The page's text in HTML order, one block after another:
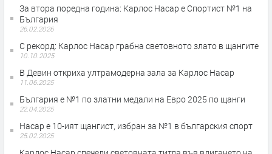
За втора поредна година: Карлос Насар е Спортист №1 на
България
26.02.2026
С рекорд: Карлос Насар грабна световното злато в щангите
10.10.2025
В Девин откриха ултрамодерна зала за Карлос Насар
11.06.2025
България е №1 по златни медали на Евро 2025 по щанги
22.04.2025
Насар е 10-ият щангист, избран за №1 в българския спорт
25.02.2025